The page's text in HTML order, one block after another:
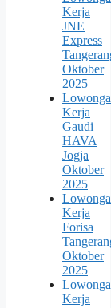
Kerja
JNE
Express
Oktober
2025
Kerja
Gaudi
HAVA
Jogja
Oktober
2025
Kerja
Forisa
Oktober
2025
Kerja